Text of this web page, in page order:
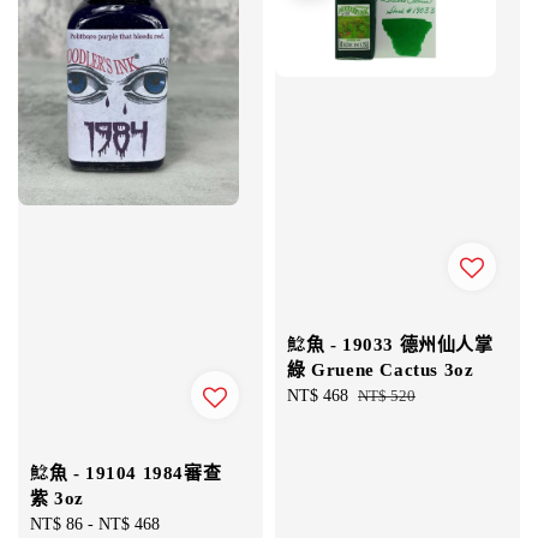
鯰魚 - 19104 1984審查
紫 3oz
Sale
NT$ 86 - NT$ 468
鯰魚 - 19033 德州仙人掌
綠 Gruene Cactus 3oz
Sale
NT$ 468 Regular
NT$ 520